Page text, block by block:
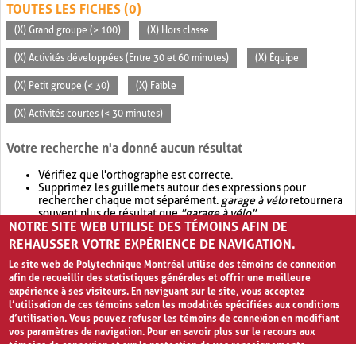
TOUTES LES FICHES (0)
(X) Grand groupe (> 100) (X) Hors classe
(X) Activités développées (Entre 30 et 60 minutes) (X) Équipe
(X) Petit groupe (< 30) (X) Faible
(X) Activités courtes (< 30 minutes)
Votre recherche n'a donné aucun résultat
Vérifiez que l'orthographe est correcte.
Supprimez les guillemets autour des expressions pour
rechercher chaque mot séparément. garage à véloretournera
souvent plus de résultat que"garage à vélo".
Envisagez d'élargir votre recherche avec OR.garage OR vélo
retournera souvent plus de résultat quegarage à vélo
NOTRE SITE WEB UTILISE DES TÉMOINS AFIN DE
REHAUSSER VOTRE EXPÉRIENCE DE NAVIGATION.
Le site web de Polytechnique Montréal utilise des témoins de connexion
afin de recueillir des statistiques générales et offrir une meilleure
expérience à ses visiteurs. En naviguant sur le site, vous acceptez
l’utilisation de ces témoins selon les modalités spécifiées aux conditions
d’utilisation. Vous pouvez refuser les témoins de connexion en modifiant
vos paramètres de navigation. Pour en savoir plus sur le recours aux